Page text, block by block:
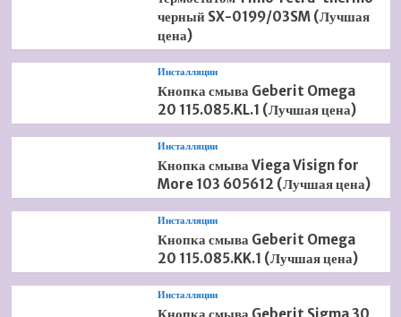
черный SX-0199/03SM (Лучшая
цена)
Инсталляции
Кнопка смыва Geberit Omega
20 115.085.KL.1 (Лучшая цена)
Инсталляции
Кнопка смыва Viega Visign for
More 103 605612 (Лучшая цена)
Инсталляции
Кнопка смыва Geberit Omega
20 115.085.KK.1 (Лучшая цена)
Инсталляции